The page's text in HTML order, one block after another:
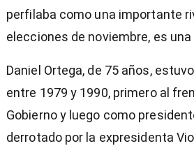
perfilaba como una importante
elecciones de noviembre, es una
Daniel Ortega, de 75 años,
entre 1979 y 1990, primero al
Gobierno y luego como
derrotado por la expresidenta